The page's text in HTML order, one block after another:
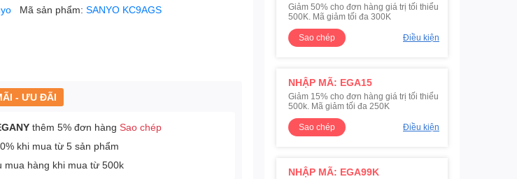
Mã sản phẩm:SANYO KC9AGS
- ƯU ĐÃI
thêm 5% đơn hàngSao chép
khi mua từ 5 sản phẩm
mua hàng khi mua từ 500k
Giảm 50% cho đơn hàng giá trị tối thiểu
500K. Mã giảm tối đa 300K
Sao chép
Điều kiện
NHẬP MÃ: EGA15
Giảm 15% cho đơn hàng giá trị tối thiểu
500k. Mã giảm tối đa 250K
Sao chép
Điều kiện
NHẬP MÃ: EGA99K